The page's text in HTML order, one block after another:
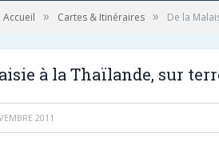
Accueil » Cartes & Itinéraires » De la
à la Thaïlande, sur
2011